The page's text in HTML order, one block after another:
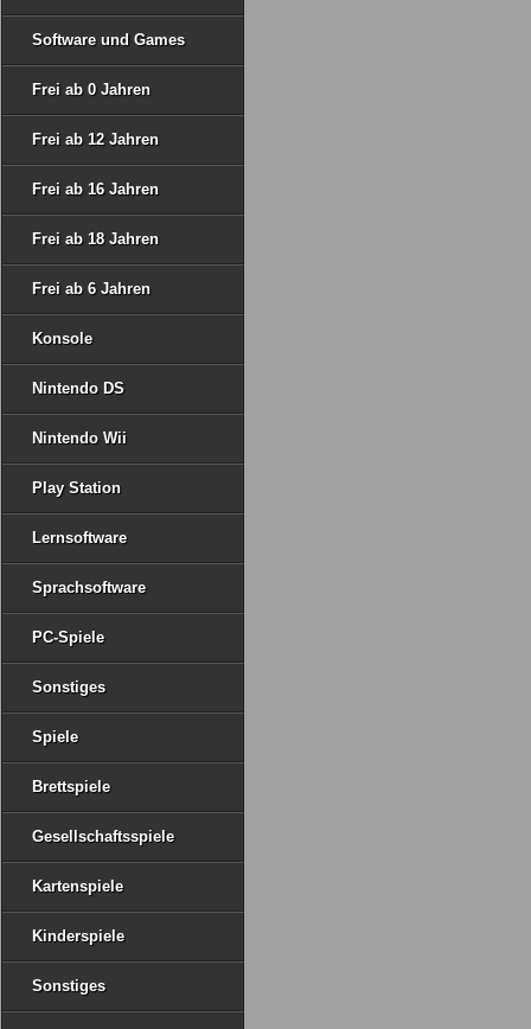
Software und Games
Frei ab 0 Jahren
Frei ab 12 Jahren
Frei ab 16 Jahren
Frei ab 18 Jahren
Frei ab 6 Jahren
Konsole
Nintendo DS
Nintendo Wii
Play Station
Lernsoftware
Sprachsoftware
PC-Spiele
Sonstiges
Spiele
Brettspiele
Gesellschaftsspiele
Kartenspiele
Kinderspiele
Sonstiges